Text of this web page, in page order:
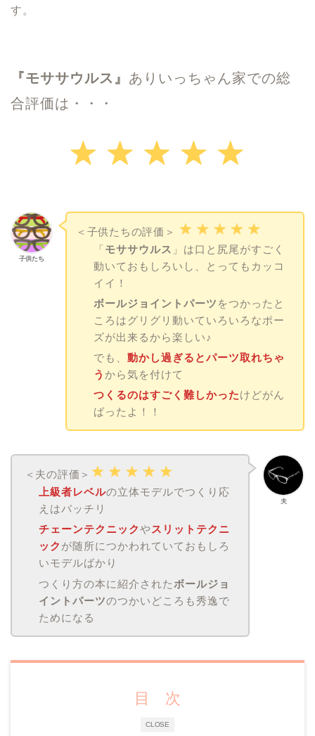
す。
『モササウルス 』 ありいっちゃん家での総
合評価は・・・
子供たち
＜子供たちの評価＞
「モササウルス 」は口と尻尾がすごく
動いておもしろいし、とってもカッコ
イイ！
ボールジョイントパーツ をつかったと
ころはグリグリ動いていろいろなポー
ズが出来るから楽しい♪
でも、 動かし過ぎるとパーツ取れちゃ
う から気を付けて
つくるのはすごく難しかったけどがん
ばったよ！！
夫
＜夫の評価＞
上級者レベルの立体モデルでつくり応
えはバッチリ
チェーンテクニックや スリットテクニ
ック が随所につかわれていておもしろ
いモデルばかり
つくり方の本に紹介された ボールジョ
イントパーツのつかいどころも秀逸で
ためになる
CLOSE
目 次